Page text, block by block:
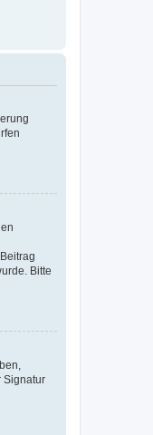
Bitte
Signatur